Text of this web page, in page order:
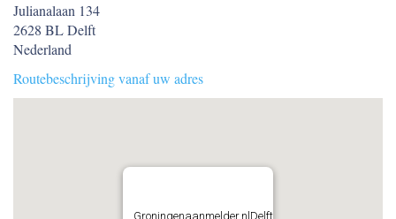
Julianalaan 134
2628 BL Delft
Nederland
Routebeschrijving vanaf uw adres
Groningenaanmelder.nlDelft